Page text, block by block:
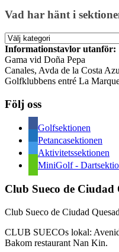
Vad har hänt i
Vad
har
hänt
i
sektionen
Informationstavlor utanför:
Gama vid Doña Pepa
Canales, Avda de la Costa
Golfklubbens entré La
Följ oss
Golfsektionen
Petancasektionen
Aktivitetssektionen
MiniGolf -
Club Sueco de Ciudad
Club Sueco de Ciudad
CLUB SUECOs lokal:
Bakom restaurant Nan Kin.